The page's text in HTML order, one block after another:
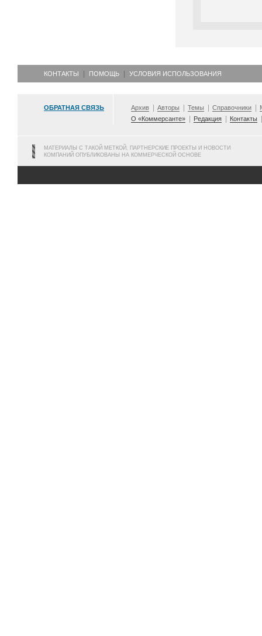
КОНТАКТЫ ПОМОЩЬ УСЛОВИЯ ИСПОЛЬЗОВАНИЯ
ОБРАТНАЯ СВЯЗЬ Архив Авторы Темы Справочники
О «Коммерсанте»
Редакция Контакты
МАТЕРИАЛЫ С ТАКОЙ МЕТКОЙ, ПАРТНЕРСКИЕ ПРОЕКТЫ И НОВОСТИ
КОМПАНИЙ ОПУБЛИКОВАНЫ НА КОММЕРЧЕСКОЙ ОСНОВЕ